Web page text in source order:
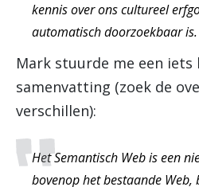
kennis over ons cultureel
automatisch doorzoekbaar is.
Mark stuurde me een iets
samenvatting (zoek de
verschillen):
Het Semantisch Web is een
bovenop het bestaande Web,